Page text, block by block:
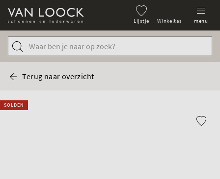
Lijstje Winkeltas menu
Terug naar overzicht
SOLDEN